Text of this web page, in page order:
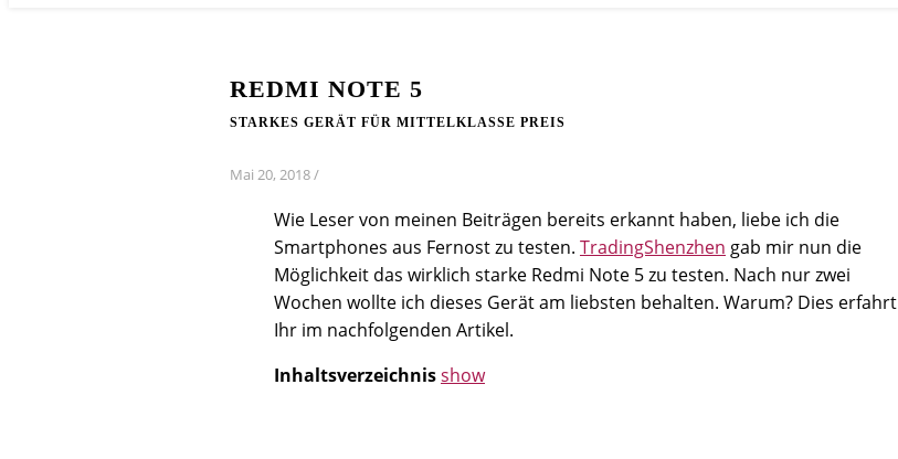
REDMI NOTE 5
STARKES GERÄT FÜR MITTELKLASSE PREIS
Mai 20, 2018/
Wie Leser von meinen Beiträgen bereits erkannt haben, liebe ich die
Smartphones aus Fernost zu testen. TradingShenzhen gab mir nun die
Möglichkeit das wirklich starke Redmi Note 5 zu testen. Nach nur zwei
Wochen wollte ich dieses Gerät am liebsten behalten. Warum? Dies erfahrt
Ihr im nachfolgenden Artikel.
Inhaltsverzeichnisshow